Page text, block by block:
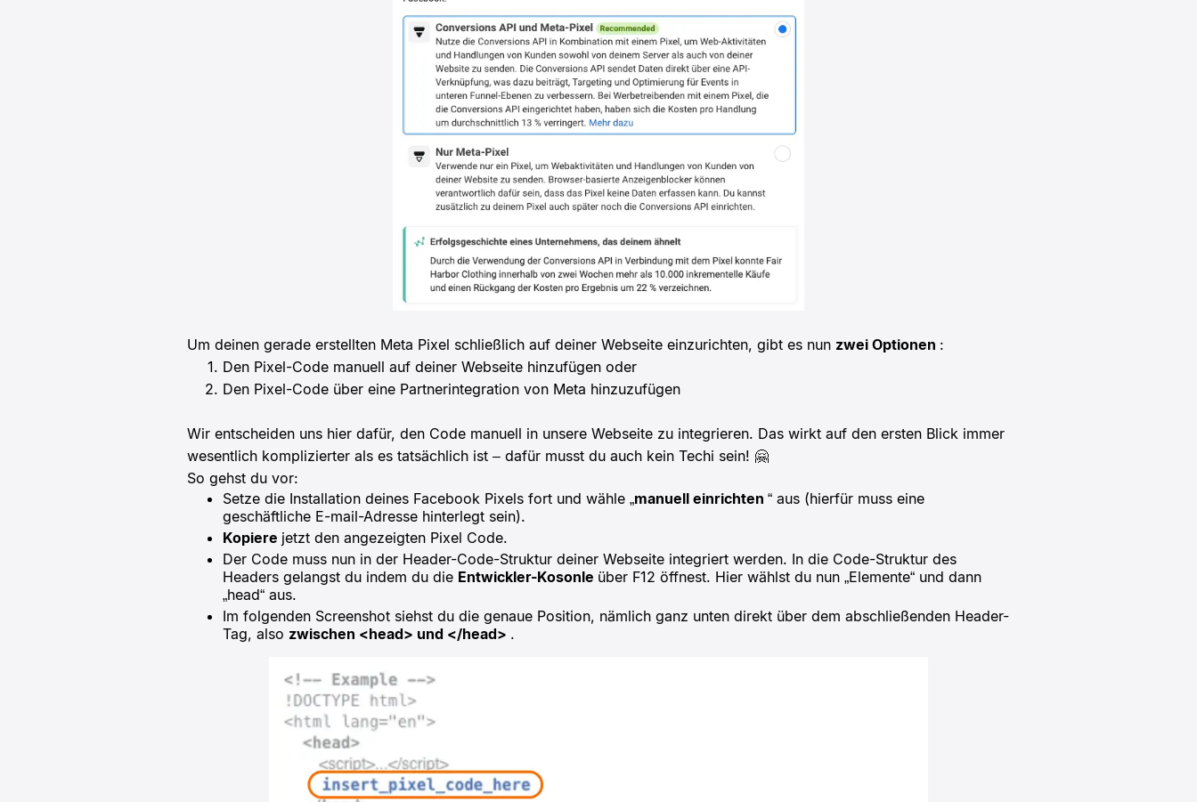
Um deinen gerade erstellten Meta Pixel schließlich auf deiner Webseite einzurichten, gibt es nun zwei Optionen :
Den Pixel-Code manuell auf deiner Webseite hinzufügen oder
Den Pixel-Code über eine Partnerintegration von Meta hinzuzufügen
Wir entscheiden uns hier dafür, den Code manuell in unsere Webseite zu integrieren. Das wirkt auf den ersten Blick immer
wesentlich komplizierter als es tatsächlich ist – dafür musst du auch kein Techi sein! 🤗
So gehst du vor:
Setze die Installation deines Facebook Pixels fort und wähle „manuell einrichten “ aus (hierfür muss eine
geschäftliche E-mail-Adresse hinterlegt sein).
Kopiere jetzt den angezeigten Pixel Code.
Der Code muss nun in der Header-Code-Struktur deiner Webseite integriert werden. In die Code-Struktur des
Headers gelangst du indem du die Entwickler-Kosonle über F12 öffnest. Hier wählst du nun „Elemente“ und dann
„head“ aus.
Im folgenden Screenshot siehst du die genaue Position, nämlich ganz unten direkt über dem abschließenden Header-
Tag, also zwischen <head> und </head> .